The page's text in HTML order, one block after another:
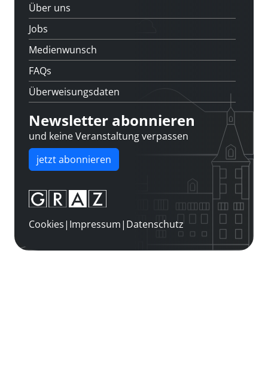
Über uns
Jobs
Medienwunsch
FAQs
Überweisungsdaten
Newsletter abonnieren
und keine Veranstaltung verpassen
jetzt abonnieren
Cookies| Impressum| Datenschutz